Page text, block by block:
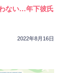
ない…年下彼氏
2022年8月16日